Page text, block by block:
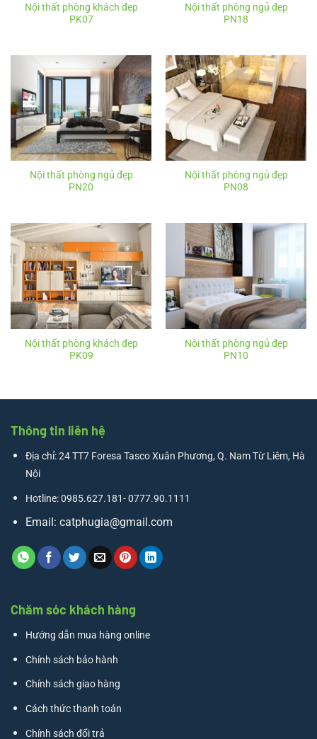
Nội thất phòng khách đẹp
PK07
Nội thất phòng ngủ đẹp
PN18
Nội thất phòng ngủ đẹp
PN20
Nội thất phòng ngủ đẹp
PN08
Nội thất phòng khách đẹp
PK09
Nội thất phòng ngủ đẹp
PN10
Thông tin liên hệ
Địa chỉ: 24 TT7 Foresa Tasco Xuân Phương, Q. Nam Từ Liêm, Hà
Nội
Hotline: 0985.627.181- 0777.90.1111
Email: catphugia@gmail.com
Chăm sóc khách hàng
Hướng dẫn mua hàng online
Chính sách bảo hành
Chính sách giao hàng
Cách thức thanh toán
Chính sách đổi trả